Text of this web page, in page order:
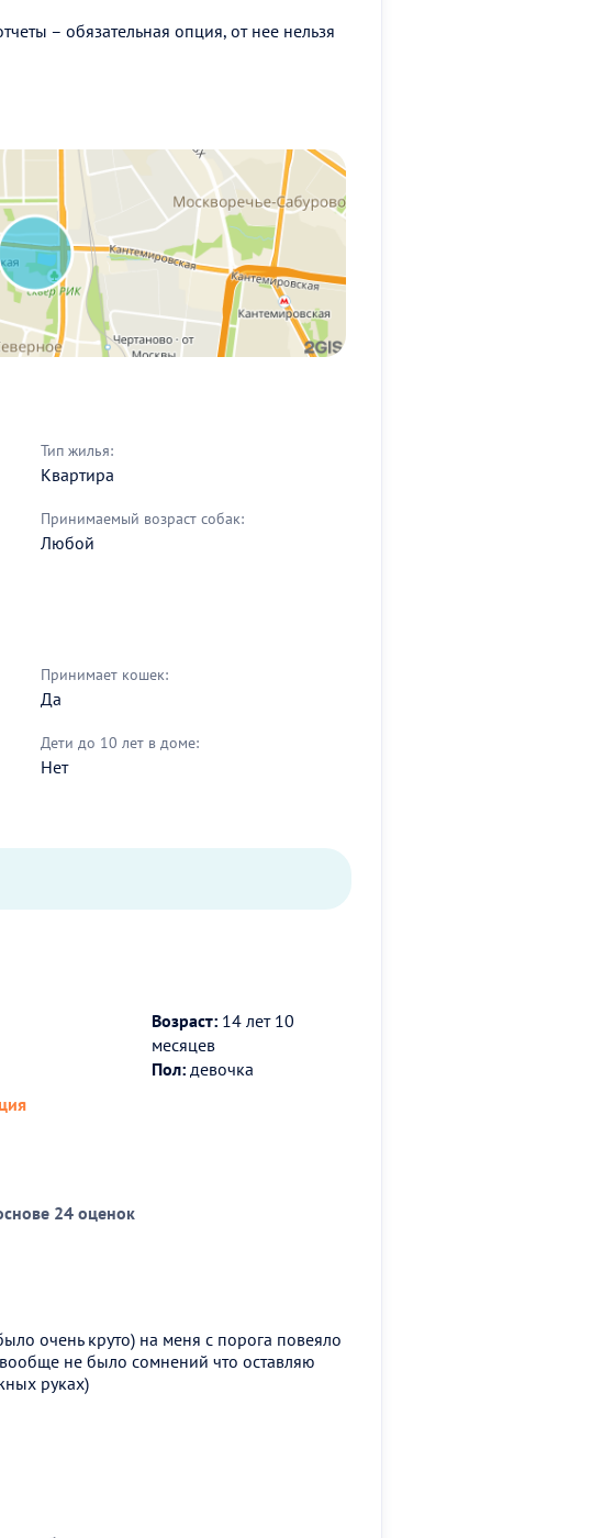
– обязательная опция, от нее нельзя
Тип жилья:
Квартира
Принимаемый возраст собак:
Любой
Принимает кошек:
Да
Дети до 10 лет в доме:
Нет
Возраст: 14 лет 10
месяцев
Пол: девочка
24 оценок
очень круто) на меня с порога повеяло
не было сомнений что оставляю
руках)